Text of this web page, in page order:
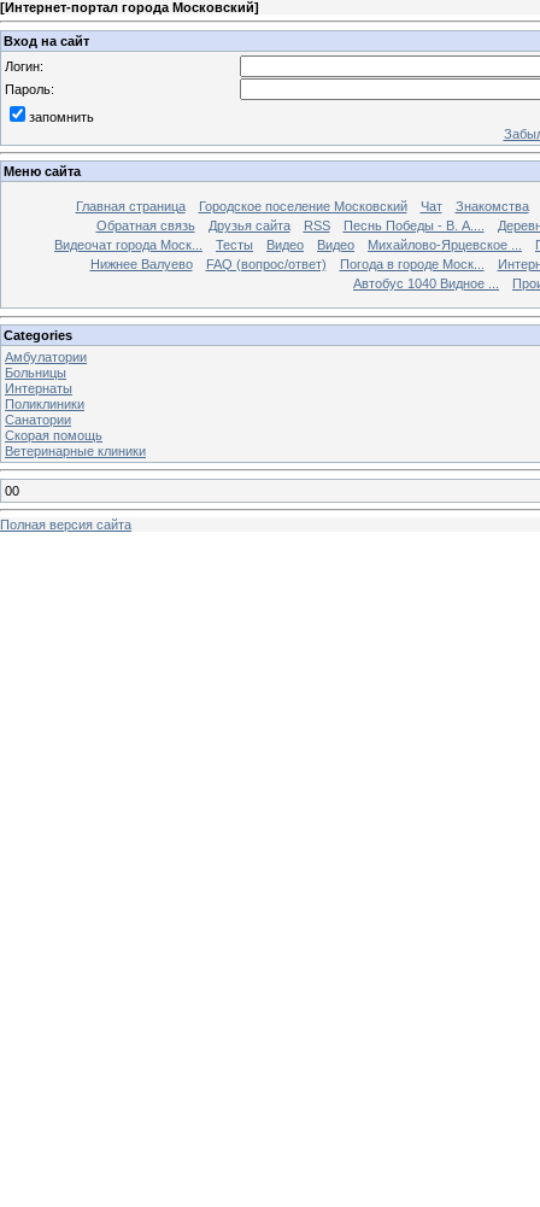
[Интернет-портал города Московский]
Вход на сайт
Логин:
Пароль:
запомнить
Меню сайта
Главная страница Городское поселение Московский Чат
Знакомства
Обратная связь
Друзья сайта RSS Песнь Победы - В. А....
Видеочат города Моск...
Тесты Видео Видео Михайлово-Ярцевское ...
Нижнее Валуево
FAQ (вопрос/ответ) Погода в городе Моск...
Автобус 1040 Видное ...
Categories
Амбулатории
Больницы
Интернаты
Поликлиники
Санатории
Скорая помощь
Ветеринарные клиники
00
Полная версия сайта